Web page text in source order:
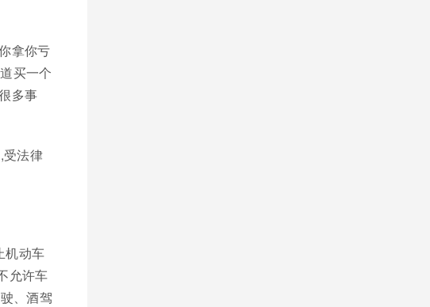
拿你亏
买一个
多事
受法律
机动车
允许车
、酒驾